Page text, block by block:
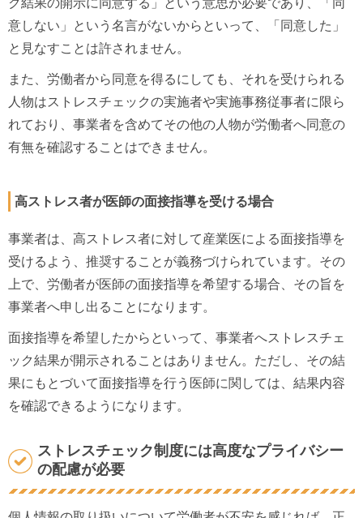
ク結果の開示に同意する」という意思が必要であり、「同
意しない」という名言がないからといって、「同意した」
と見なすことは許されません。
また、労働者から同意を得るにしても、それを受けられる
人物はストレスチェックの実施者や実施事務従事者に限ら
れており、事業者を含めてその他の人物が労働者へ同意の
有無を確認することはできません。
高ストレス者が医師の面接指導を受ける場合
事業者は、高ストレス者に対して産業医による面接指導を
受けるよう、推奨することが義務づけられています。その
上で、労働者が医師の面接指導を希望する場合、その旨を
事業者へ申し出ることになります。
面接指導を希望したからといって、事業者へストレスチェ
ック結果が開示されることはありません。ただし、その結
果にもとづいて面接指導を行う医師に関しては、結果内容
を確認できるようになります。
ストレスチェック制度には高度なプライバシー
の配慮が必要